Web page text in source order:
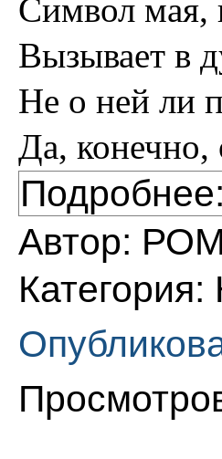
Символ мая,
Вызывает в
Не о ней ли
Да, конечно,
Автор:
Категория: